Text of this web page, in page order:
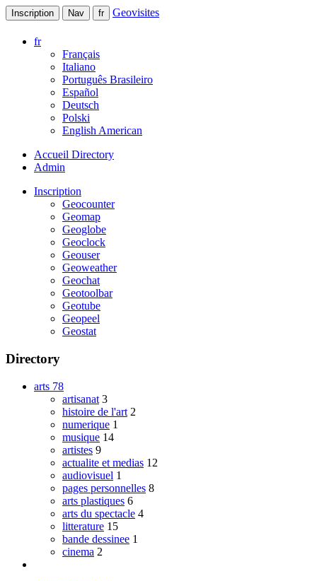
Inscription Nav fr Geovisites
fr
Français
Italiano
Português Brasileiro
Español
Deutsch
Polski
English American
Accueil Directory
Admin
Inscription
Geocounter
Geomap
Geoglobe
Geoclock
Geouser
Geoweather
Geochat
Geotoolbar
Geotube
Geopeel
Geostat
Directory
arts 78
artisanat 3
histoire de l'art 2
numerique 1
musique 14
artistes 9
actualite et medias 12
audiovisuel 1
pages personnelles 8
arts plastiques 6
arts du spectacle 4
litterature 15
bande dessinee 1
cinema 2